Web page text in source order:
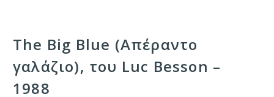
The Big Blue (Απέραντο
γαλάζιο), του Luc Besson –
1988